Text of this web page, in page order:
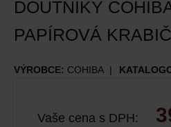
DOUTNÍKY
PAPÍROVÁ
VÝROBCE: COHIBA
Vaše cena s DPH: